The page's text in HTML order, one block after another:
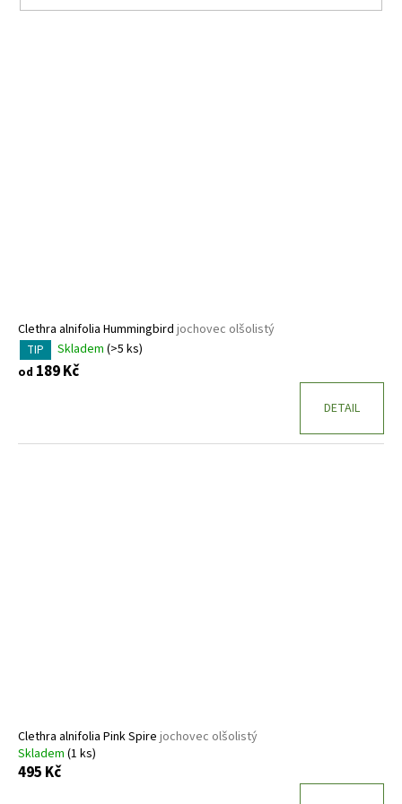
ů
Clethra alnifolia Hummingbird jochovec olšolistý
TIP Skladem (>5 ks)
od 189 Kč
DETAIL
Clethra alnifolia Pink Spire jochovec olšolistý
Skladem (1 ks)
495 Kč